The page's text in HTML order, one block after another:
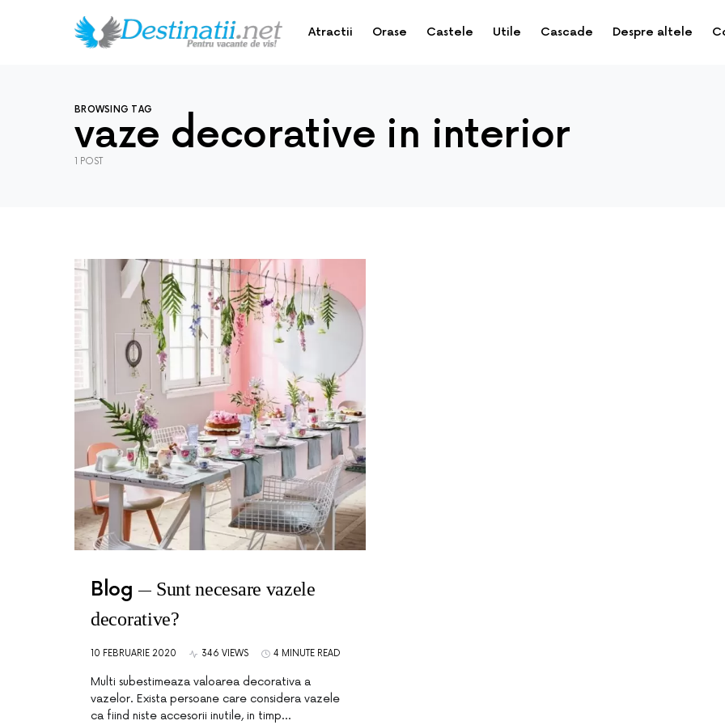
Atractii Orase Castele Utile Cascade Despre altele
BROWSING TAG
vaze decorative in interior
1 POST
Blog
Sunt necesare vazele
decorative?
10 FEBRUARIE 2020 346 VIEWS 4 MINUTE READ
Multi subestimeaza valoarea decorativa a
vazelor. Exista persoane care considera vazele
ca fiind niste accesorii inutile, in timp…